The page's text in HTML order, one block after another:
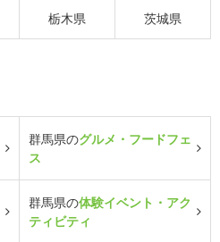
栃木県 茨城県
群馬県のグルメ・フードフェ
ス
群馬県の体験イベント・アク
ティビティ